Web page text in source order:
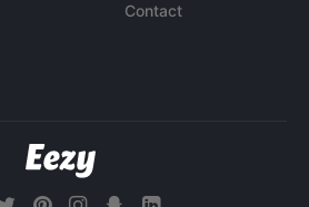
Contact